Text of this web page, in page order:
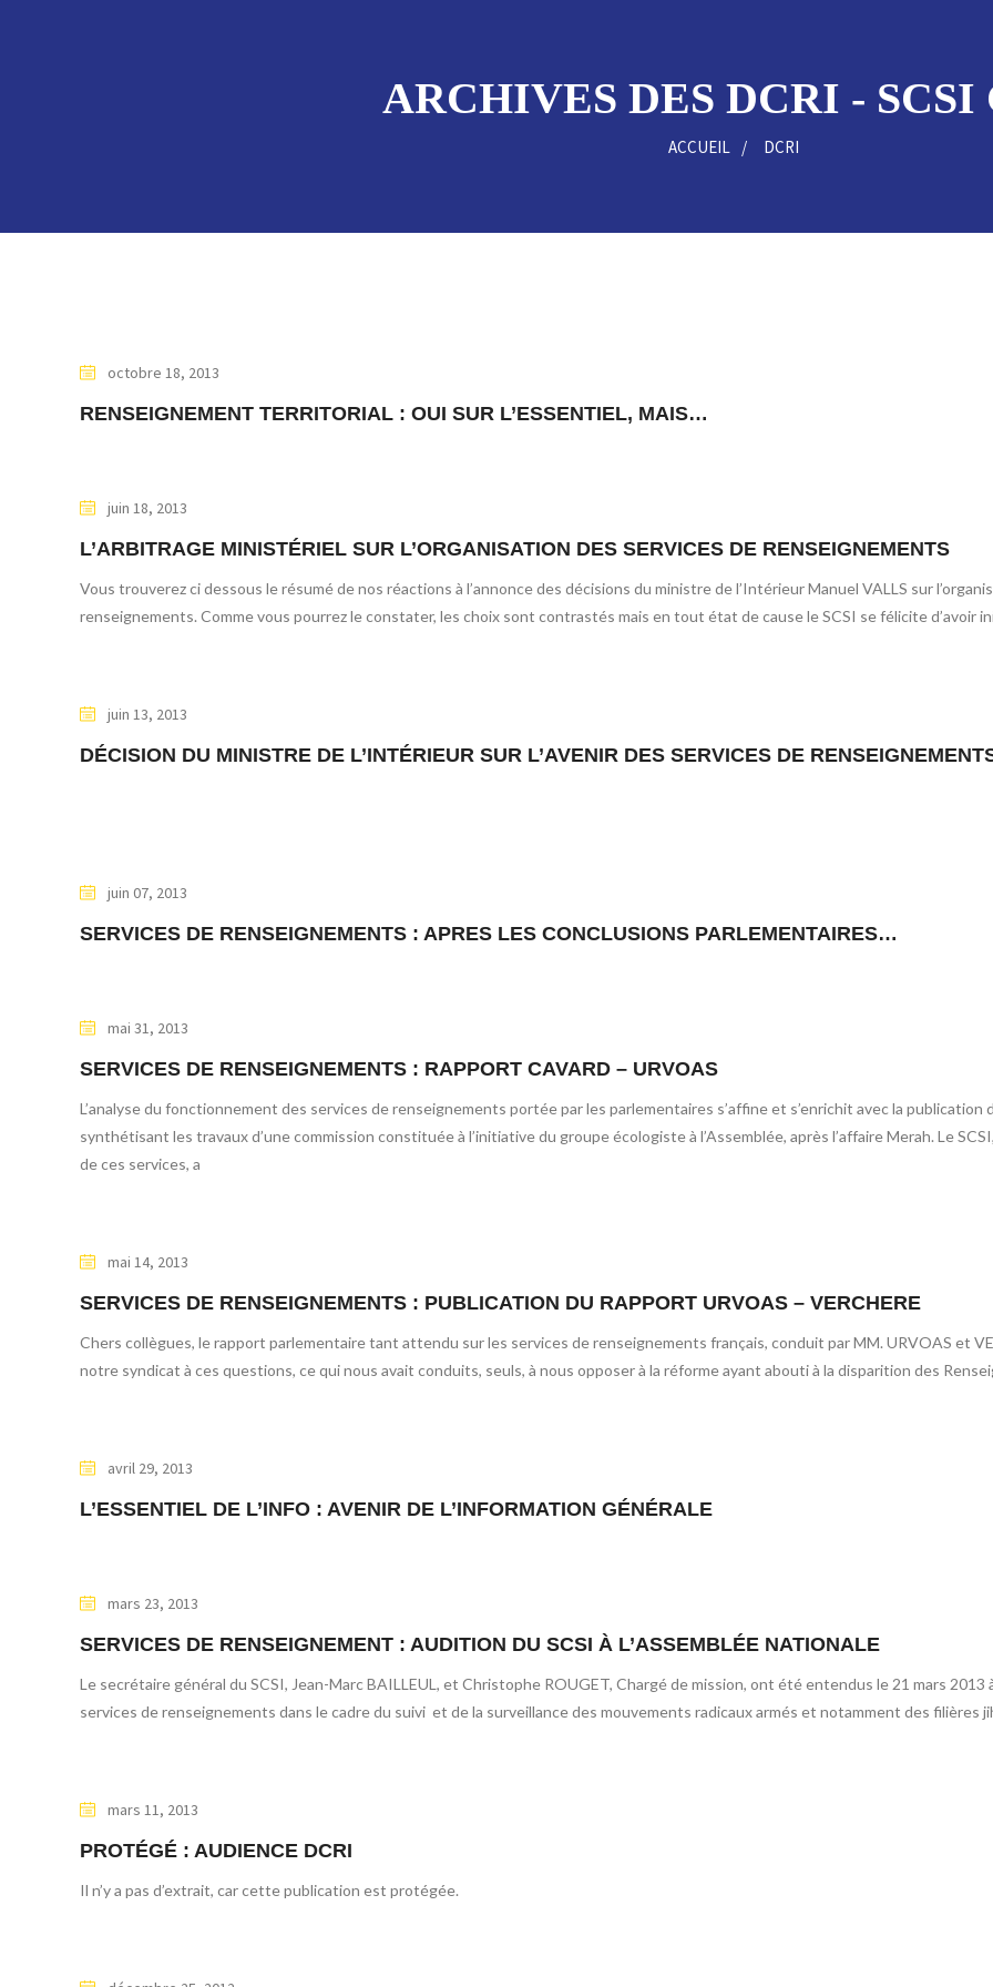
ARCHIVES DES DCRI - SCSI
ACCUEIL DCRI
octobre 18, 2013
RENSEIGNEMENT TERRITORIAL : OUI SUR L’ESSENTIEL, MAIS…
juin 18, 2013
L’ARBITRAGE MINISTÉRIEL SUR L’ORGANISATION DES SERVICES DE RENSEIGNEMENTS
Vous trouverez ci dessous le résumé de nos réactions à l’annonce des décisions du ministre de l’Intérieur Manuel VALLS sur
renseignements. Comme vous pourrez le constater, les choix sont contrastés mais en tout état de cause le SCSI se félicite d’avoir
juin 13, 2013
DÉCISION DU MINISTRE DE L’INTÉRIEUR SUR L’AVENIR DES SERVICES DE
juin 07, 2013
SERVICES DE RENSEIGNEMENTS : APRES LES CONCLUSIONS PARLEMENTAIRES…
mai 31, 2013
SERVICES DE RENSEIGNEMENTS : RAPPORT CAVARD – URVOAS
L’analyse du fonctionnement des services de renseignements portée par les parlementaires s’affine et s’enrichit avec la
synthétisant les travaux d’une commission constituée à l’initiative du groupe écologiste à l’Assemblée, après l’affaire Merah. Le
de ces services, a
mai 14, 2013
SERVICES DE RENSEIGNEMENTS : PUBLICATION DU RAPPORT URVOAS – VERCHERE
Chers collègues, le rapport parlementaire tant attendu sur les services de renseignements français, conduit par MM. URVOAS et
notre syndicat à ces questions, ce qui nous avait conduits, seuls, à nous opposer à la réforme ayant abouti à la disparition des
avril 29, 2013
L’ESSENTIEL DE L’INFO : AVENIR DE L’INFORMATION GÉNÉRALE
mars 23, 2013
SERVICES DE RENSEIGNEMENT : AUDITION DU SCSI À L’ASSEMBLÉE NATIONALE
Le secrétaire général du SCSI, Jean-Marc BAILLEUL, et Christophe ROUGET, Chargé de mission, ont été entendus le 21 mars 2013
services de renseignements dans le cadre du suivi et de la surveillance des mouvements radicaux armés et notamment des
mars 11, 2013
PROTÉGÉ : AUDIENCE DCRI
Il n’y a pas d’extrait, car cette publication est protégée.